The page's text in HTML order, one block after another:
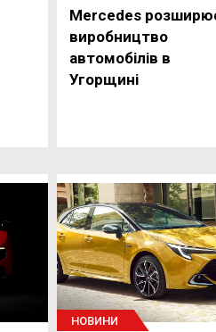
Mercedes
виробництво
автомобілів в
Угорщині
НОВИНИ